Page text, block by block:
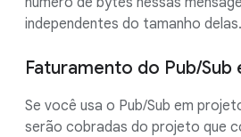
independentes do tamanho delas.
Faturamento do Pub/
Se você usa o Pub/Sub em
serão cobradas do projeto que